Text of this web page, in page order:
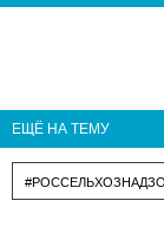
ЕЩЁ НА ТЕМУ